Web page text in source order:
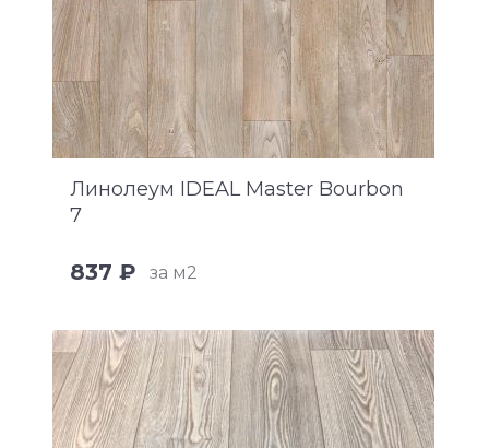
Линолеум IDEAL Master Bourbon
7
837 ₽ за м2